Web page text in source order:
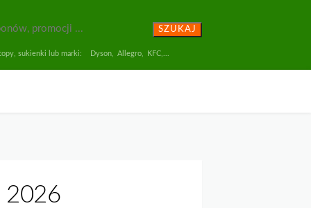
SZUKAJ
sukienki lub marki: Dyson Allegro KFC
2026